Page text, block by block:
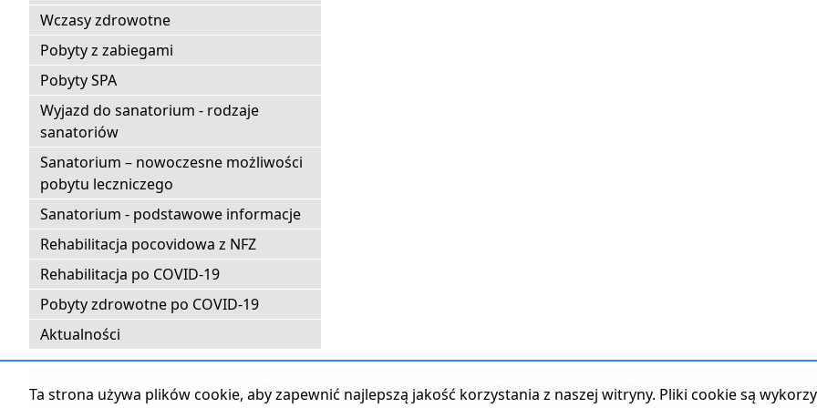
Wczasy zdrowotne
Pobyty z zabiegami
Pobyty SPA
Wyjazd do sanatorium - rodzaje
sanatoriów
Sanatorium – nowoczesne możliwości
pobytu leczniczego
Sanatorium - podstawowe informacje
Rehabilitacja pocovidowa z NFZ
Rehabilitacja po COVID-19
Pobyty zdrowotne po COVID-19
Aktualności
Strona główna | Kontakt z serwisem | Reklama w serwisie | Regulamin serwisu | Polityka
Ta strona używa plików cookie, aby zapewnić najlepszą jakość korzystania z naszej witryny. Pliki cookie są